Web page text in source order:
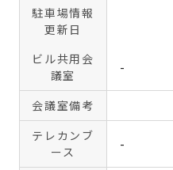
駐車場情報
更新日
ビル共用会
議室
-
会議室備考
テレカンブ
ース
-